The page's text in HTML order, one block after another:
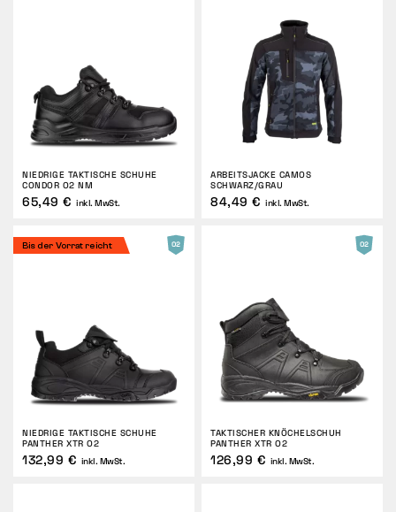
NIEDRIGE TAKTISCHE SCHUHE
CONDOR O2 NM
65,49 € inkl. MwSt.
ARBEITSJACKE CAMOS
SCHWARZ/GRAU
84,49 € inkl. MwSt.
Bis der Vorrat reicht
NIEDRIGE TAKTISCHE SCHUHE
PANTHER XTR O2
132,99 € inkl. MwSt.
TAKTISCHER KNÖCHELSCHUH
PANTHER XTR O2
126,99 € inkl. MwSt.